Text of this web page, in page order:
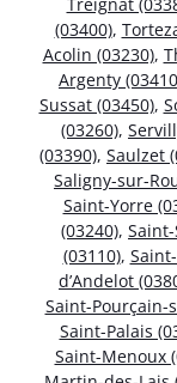
(03400),
Acolin (03230),
Argenty
Sussat (03450),
(03260),
(03390), Saulzet
Saligny-sur-
Saint-Yorre
(03240),
(03110),
d’Andelot
Saint-Pourçain-
Saint-Palais
Saint-Menoux